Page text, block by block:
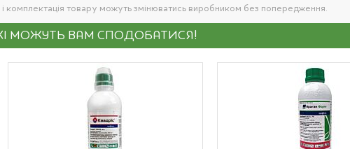
і комплектація товару можуть змінюватись виробником без попередження.
МОЖУТЬ ВАМ СПОДОБАТИСЯ!